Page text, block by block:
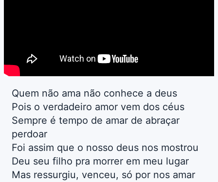
Quem não ama não conhece a deus
Pois o verdadeiro amor vem dos céus
Sempre é tempo de amar de abraçar
perdoar
Foi assim que o nosso deus nos mostrou
Deu seu filho pra morrer em meu lugar
Mas ressurgiu, venceu, só por nos amar